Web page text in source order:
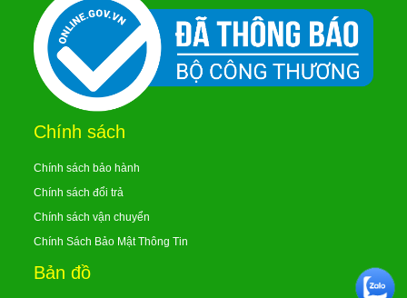
Chính sách
Chính sách bảo hành
Chính sách đổi trả
Chính sách vận chuyển
Chính Sách Bảo Mật Thông Tin
Bản đồ